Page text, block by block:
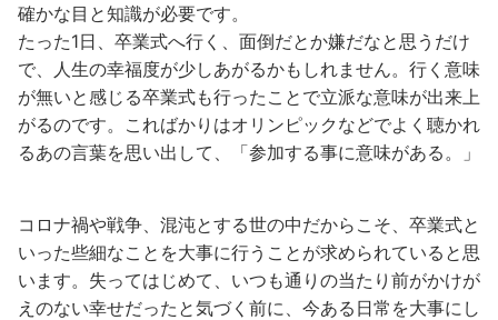
確かな目と知識が必要です。
たった1日、卒業式へ行く、面倒だとか嫌だなと思うだけ
で、人生の幸福度が少しあがるかもしれません。行く意味
が無いと感じる卒業式も行ったことで立派な意味が出来上
がるのです。こればかりはオリンピックなどでよく聴かれ
るあの言葉を思い出して、「参加する事に意味がある。」
コロナ禍や戦争、混沌とする世の中だからこそ、卒業式と
いった些細なことを大事に行うことが求められていると思
います。失ってはじめて、いつも通りの当たり前がかけが
えのない幸せだったと気づく前に、今ある日常を大事にし